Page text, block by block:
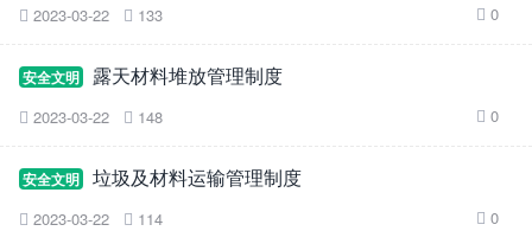
 2023-03-22  133  0
安全文明 露天材料堆放管理制度
 2023-03-22  148  0
安全文明 垃圾及材料运输管理制度
 2023-03-22  114  0